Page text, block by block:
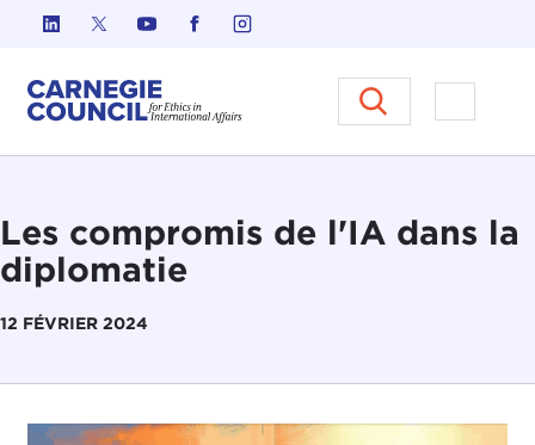
Skip to content
Carnegie Council sur
Ouvrir
Les compromis de l'IA dans la
diplomatie
12 FÉVRIER 2024